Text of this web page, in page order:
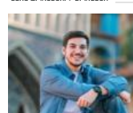
არის ანთების
დამამშვიდებელი(